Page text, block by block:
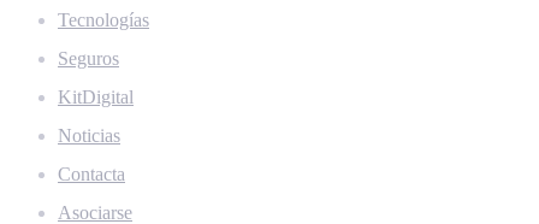
Tecnologías
Seguros
KitDigital
Noticias
Contacta
Asociarse